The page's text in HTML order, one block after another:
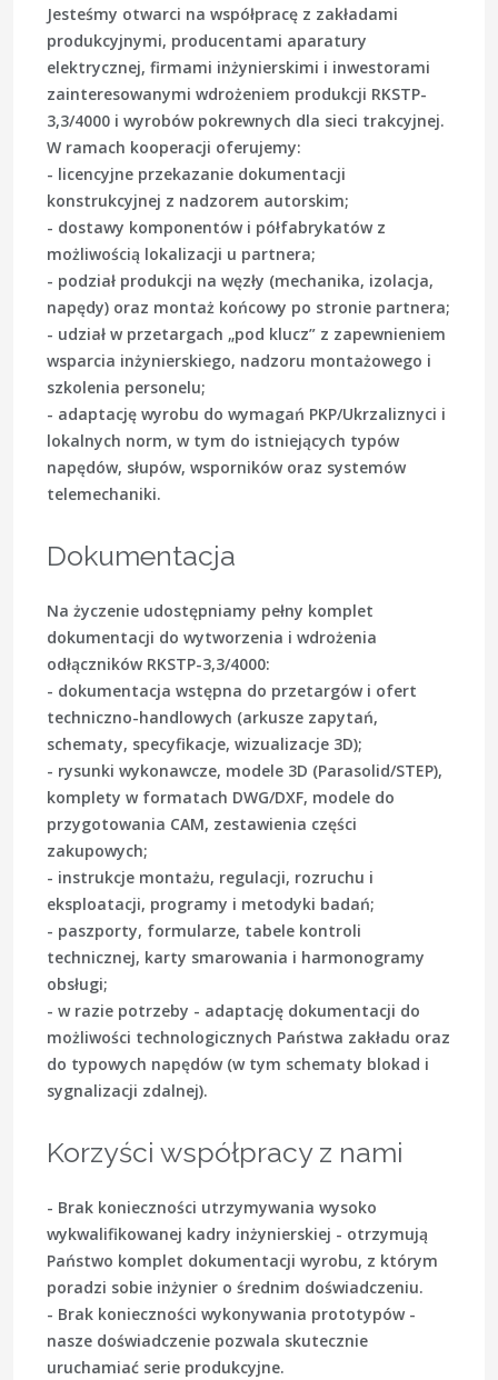
Jesteśmy otwarci na współpracę z zakładami
produkcyjnymi, producentami aparatury
elektrycznej, firmami inżynierskimi i inwestorami
zainteresowanymi wdrożeniem produkcji RKSTP-
3,3/4000 i wyrobów pokrewnych dla sieci trakcyjnej.
W ramach kooperacji oferujemy:
- licencyjne przekazanie dokumentacji
konstrukcyjnej z nadzorem autorskim;
- dostawy komponentów i półfabrykatów z
możliwością lokalizacji u partnera;
- podział produkcji na węzły (mechanika, izolacja,
napędy) oraz montaż końcowy po stronie partnera;
- udział w przetargach „pod klucz” z zapewnieniem
wsparcia inżynierskiego, nadzoru montażowego i
szkolenia personelu;
- adaptację wyrobu do wymagań PKP/Ukrzaliznyci i
lokalnych norm, w tym do istniejących typów
napędów, słupów, wsporników oraz systemów
telemechaniki.
Dokumentacja
Na życzenie udostępniamy pełny komplet
dokumentacji do wytworzenia i wdrożenia
odłączników RKSTP-3,3/4000:
- dokumentacja wstępna do przetargów i ofert
techniczno-handlowych (arkusze zapytań,
schematy, specyfikacje, wizualizacje 3D);
- rysunki wykonawcze, modele 3D (Parasolid/STEP),
komplety w formatach DWG/DXF, modele do
przygotowania CAM, zestawienia części
zakupowych;
- instrukcje montażu, regulacji, rozruchu i
eksploatacji, programy i metodyki badań;
- paszporty, formularze, tabele kontroli
technicznej, karty smarowania i harmonogramy
obsługi;
- w razie potrzeby - adaptację dokumentacji do
możliwości technologicznych Państwa zakładu oraz
do typowych napędów (w tym schematy blokad i
sygnalizacji zdalnej).
Korzyści współpracy z nami
- Brak konieczności utrzymywania wysoko
wykwalifikowanej kadry inżynierskiej - otrzymują
Państwo komplet dokumentacji wyrobu, z którym
poradzi sobie inżynier o średnim doświadczeniu.
- Brak konieczności wykonywania prototypów -
nasze doświadczenie pozwala skutecznie
uruchamiać serie produkcyjne.